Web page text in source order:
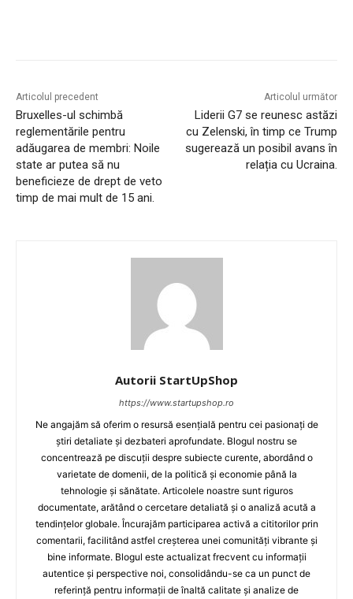
Articolul precedent
Bruxelles-ul schimbă
reglementările pentru
adăugarea de membri: Noile
state ar putea să nu
beneficieze de drept de veto
timp de mai mult de 15 ani.
Articolul următor
Liderii G7 se reunesc astăzi
cu Zelenski, în timp ce Trump
sugerează un posibil avans în
relația cu Ucraina.
Autorii StartUpShop
https://www.startupshop.ro
Ne angajăm să oferim o resursă esențială pentru cei pasionați de
știri detaliate și dezbateri aprofundate. Blogul nostru se
concentrează pe discuții despre subiecte curente, abordând o
varietate de domenii, de la politică și economie până la
tehnologie și sănătate. Articolele noastre sunt riguros
documentate, arătând o cercetare detaliată și o analiză acută a
tendințelor globale. Încurajăm participarea activă a cititorilor prin
comentarii, facilitând astfel creșterea unei comunități vibrante și
bine informate. Blogul este actualizat frecvent cu informații
autentice și perspective noi, consolidându-se ca un punct de
referință pentru informații de înaltă calitate și analize de